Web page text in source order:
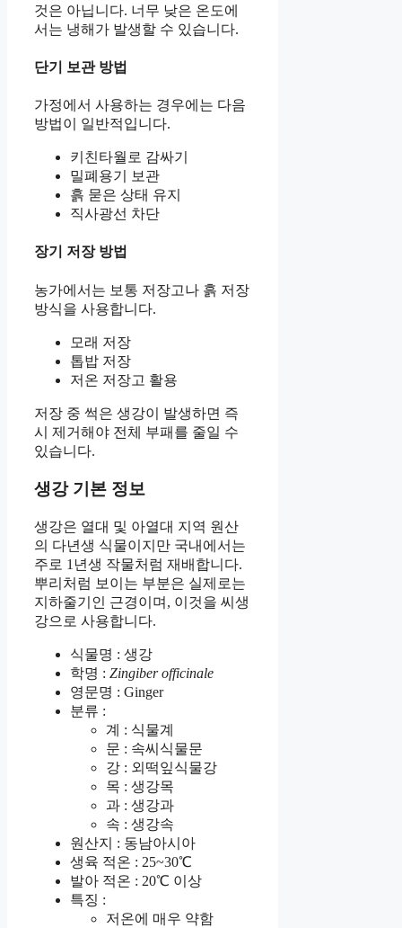
것은 아닙니다. 너무 낮은 온도에
서는 냉해가 발생할 수 있습니다.
단기 보관 방법
가정에서 사용하는 경우에는 다음
방법이 일반적입니다.
키친타월로 감싸기
밀폐용기 보관
흙 묻은 상태 유지
직사광선 차단
장기 저장 방법
농가에서는 보통 저장고나 흙 저장
방식을 사용합니다.
모래 저장
톱밥 저장
저온 저장고 활용
저장 중 썩은 생강이 발생하면 즉
시 제거해야 전체 부패를 줄일 수
있습니다.
생강 기본 정보
생강은 열대 및 아열대 지역 원산
의 다년생 식물이지만 국내에서는
주로 1년생 작물처럼 재배합니다.
뿌리처럼 보이는 부분은 실제로는
지하줄기인 근경이며, 이것을 씨생
강으로 사용합니다.
식물명 : 생강
학명 : Zingiber officinale
영문명 : Ginger
분류 :
계 : 식물계
문 : 속씨식물문
강 : 외떡잎식물강
목 : 생강목
과 : 생강과
속 : 생강속
원산지 : 동남아시아
생육 적온 : 25~30℃
발아 적온 : 20℃ 이상
특징 :
저온에 매우 약함